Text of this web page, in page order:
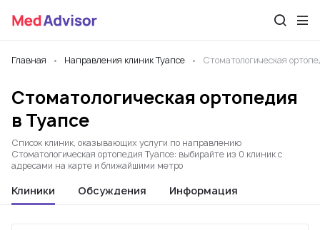
Главная Направления клиник Туапсе Стоматологическая
Стоматологическая ортопедия
в Туапсе
Список клиник, оказывающих услуги по направлению
Стоматологическая ортопедия Туапсе: выбирайте из 0 клиник с
адресами на карте и ближайшими метро
Клиники Обсуждения Информация